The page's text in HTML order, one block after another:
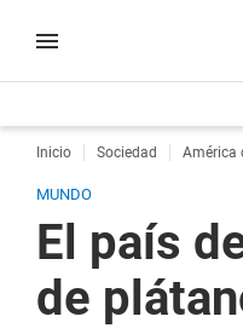
Inicio Sociedad América
MUNDO
El país
de